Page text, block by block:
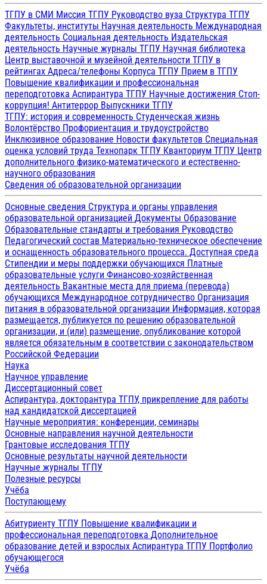
ТГПУ в СМИ Миссия ТГПУ Руководство вуза Структура ТГПУ
Факультеты, институты Научная деятельность Международная
деятельность Социальная деятельность Издательская
деятельность Научные журналы ТГПУ Научная библиотека
Центр выставочной и музейной деятельности ТГПУ в
рейтингах Адреса/телефоны Корпуса ТГПУ Прием в ТГПУ
Повышение квалификации и профессиональная
переподготовка Аспирантура ТГПУ Научные достижения Стоп-
коррупция! Антитеррор Выпускники ТГПУ
ТГПУ: история и современность Студенческая жизнь
Волонтёрство Профориентация и трудоустройство
Инклюзивное образование Новости факультетов Специальная
оценка условий труда Технопарк ТГПУ Кванториум ТГПУ Центр
дополнительного физико-математического и естественно-
научного образования
Сведения об образовательной организации
Основные сведения Структура и органы управления
образовательной организацией Документы Образование
Образовательные стандарты и требования Руководство
Педагогический состав Материально-техническое обеспечение
и оснащенность образовательного процесса. Доступная среда
Стипендии и меры поддержки обучающихся Платные
образовательные услуги Финансово-хозяйственная
деятельность Вакантные места для приема (перевода)
обучающихся Международное сотрудничество Организация
питания в образовательной организации Информация, которая
размещается, публикуется по решению образовательной
организации, и (или) размещение, опубликование которой
является обязательным в соответствии с законодательством
Российской Федерации
Наука
Научное управление
Диссертационный совет
Аспирантура, докторантура ТГПУ, прикрепление для работы
над кандидатской диссертацией
Научные мероприятия: конференции, семинары
Основные направления научной деятельности
Грантовые исследования ТГПУ
Основные результаты научной деятельности
Научные журналы ТГПУ
Полезные ресурсы
Учёба
Поступающему
Абитуриенту ТГПУ Повышение квалификации и
профессиональная переподготовка Дополнительное
образование детей и взрослых Аспирантура ТГПУ Портфолио
обучающегося
Учёба